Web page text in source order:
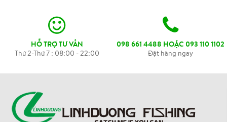
HỖ TRỢ TƯ VẤN
Thứ 2-Thứ 7 : 08:00 - 22:00
098 661 4488 HOẶC 093 110 1102
Đặt hàng ngay